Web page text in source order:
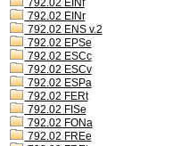
792.02 EINf
792.02 EINr
792.02 ENS v.2
792.02 EPSe
792.02 ESCc
792.02 ESCv
792.02 ESPa
792.02 FERt
792.02 FISe
792.02 FONa
792.02 FREe